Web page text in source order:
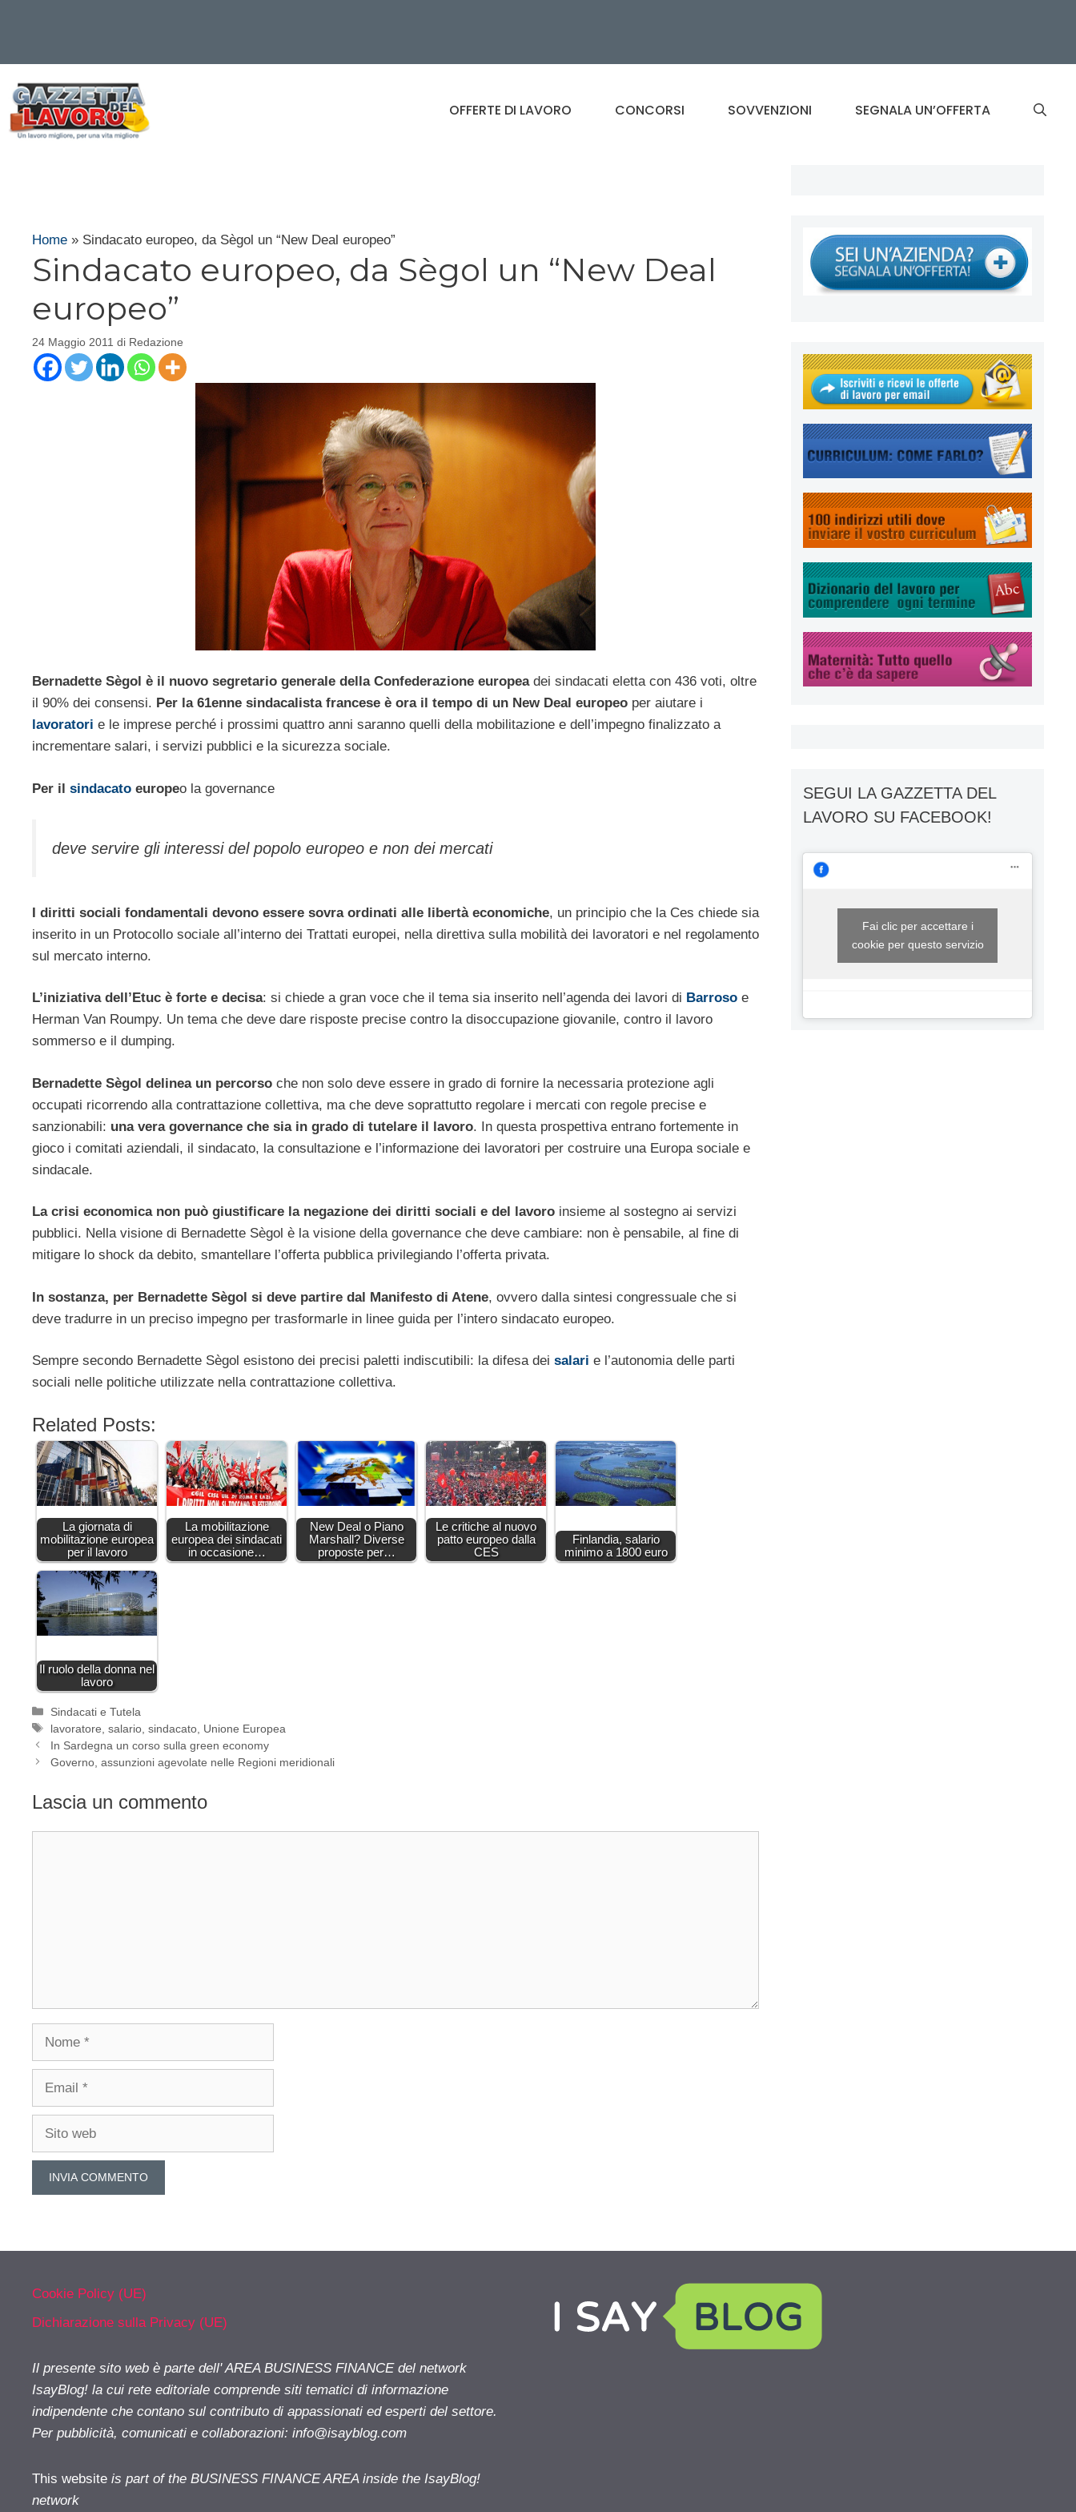
contenuto
OFFERTE DI LAVORO CONCORSI SOVVENZIONI SEGNALA UN’OFFERTA
Home » Sindacato europeo, da Sègol un “New Deal europeo”
Sindacato europeo, da Sègol un “New Deal
europeo”
24 Maggio 2011 di Redazione
Bernadette Sègol è il nuovo segretario generale della Confederazione europeadei sindacati eletta con 436 voti, oltre
il 90% dei consensi. Per la 61enne sindacalista francese è ora il tempo di un New Deal europeo per aiutare i
lavoratori e le imprese perché i prossimi quattro anni saranno quelli della mobilitazione e dell’impegno finalizzato a
incrementare salari, i servizi pubblici e la sicurezza sociale.
Per il sindacato europeo la governance
deve servire gli interessi del popolo europeo e non dei mercati
I diritti sociali fondamentali devono essere sovra ordinati alle libertà economiche, un principio che la Ces chiede sia
inserito in un Protocollo sociale all’interno dei Trattati europei, nella direttiva sulla mobilità dei lavoratori e nel regolamento
sul mercato interno.
L’iniziativa dell’Etuc è forte e decisa: si chiede a gran voce che il tema sia inserito nell’agenda dei lavori di Barroso e
Herman Van Roumpy. Un tema che deve dare risposte precise contro la disoccupazione giovanile, contro il lavoro
sommerso e il dumping.
Bernadette Sègol delinea un percorso che non solo deve essere in grado di fornire la necessaria protezione agli
occupati ricorrendo alla contrattazione collettiva, ma che deve soprattutto regolare i mercati con regole precise e
sanzionabili: una vera governance che sia in grado di tutelare il lavoro. In questa prospettiva entrano fortemente in
gioco i comitati aziendali, il sindacato, la consultazione e l’informazione dei lavoratori per costruire una Europa sociale e
sindacale.
La crisi economica non può giustificare la negazione dei diritti sociali e del lavoro insieme al sostegno ai servizi
pubblici. Nella visione di Bernadette Sègol è la visione della governance che deve cambiare: non è pensabile, al fine di
mitigare lo shock da debito, smantellare l’offerta pubblica privilegiando l’offerta privata.
In sostanza, per Bernadette Sègol si deve partire dal Manifesto di Atene, ovvero dalla sintesi congressuale che si
deve tradurre in un preciso impegno per trasformarle in linee guida per l’intero sindacato europeo.
Sempre secondo Bernadette Sègol esistono dei precisi paletti indiscutibili: la difesa dei salari e l’autonomia delle parti
sociali nelle politiche utilizzate nella contrattazione collettiva.
Related Posts:
La giornata di
mobilitazione europea
per il lavoro
La mobilitazione
europea dei sindacati
in occasione…
New Deal o Piano
Marshall? Diverse
proposte per…
Le critiche al nuovo
patto europeo dalla
CES
Finlandia, salario
minimo a 1800 euro
Il ruolo della donna nel
lavoro
Categorie
Sindacati e Tutela
Tag
lavoratore ,salario ,sindacato Unione Europea
In Sardegna un corso sulla green economy
Governo, assunzioni agevolate nelle Regioni meridionali
Lascia un commento
Nome
Email
Sito
SEGUI LA GAZZETTA DEL
LAVORO SU FACEBOOK!
Fai clic per accettare i
cookie per questo servizio
Cookie Policy (UE)
Dichiarazione sulla Privacy (UE)
Il presente sito web è parte dell' AREA BUSINESS FINANCE del network
IsayBlog! la cui rete editoriale comprende siti tematici di informazione
indipendente che contano sul contributo di appassionati ed esperti del settore.
Per pubblicità, comunicati e collaborazioni: info@isayblog.com
This website is part of the BUSINESS FINANCE AREA inside the IsayBlog!
network